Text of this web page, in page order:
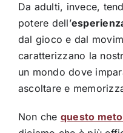
Da adulti, invece,
potere dell’
dal gioco e dal
caratterizzano la
un mondo dove
ascoltare e
Non che questo